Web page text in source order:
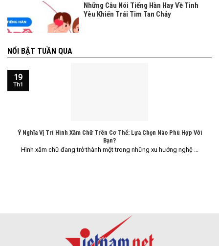
Những Câu Nói Tiếng Hàn Hay Về Tình
Yêu Khiến Trái Tim Tan Chảy
NỔI BẬT TUẦN QUA
Ý Nghĩa Vị Trí Hình Xăm Chữ Trên Cơ Thể: Lựa Chọn Nào Phù Hợp Với
Bạn?
Hình xăm chữ đang trở thành một trong những xu hướng nghệ ...
19
Th1